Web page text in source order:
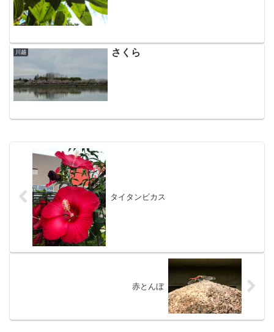
川越 さくら
タイタンビカス
赤とんぼ